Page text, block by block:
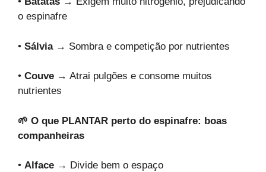
o espinafre
• Sálvia→ Sombra e competição por nutrientes
• Couve → Atrai pulgões e consome muitos
nutrientes
🌱 O que PLANTAR perto do espinafre: boas
companheiras
• Alface → Divide bem o espaço